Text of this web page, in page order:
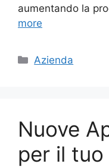
aumentando la
more
Categories
Azienda
Nuove
per il